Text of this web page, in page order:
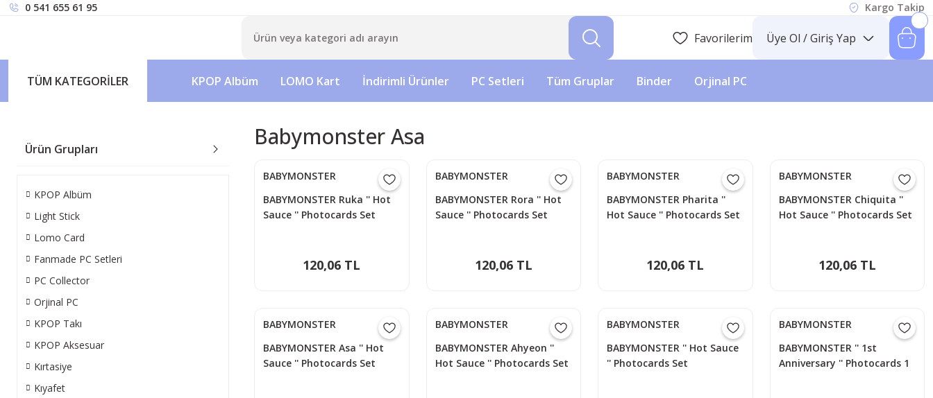
0 541 655 61 95 Kargo Takip
Favorilerim Üye Ol / Giriş Yap
TÜM KATEGORİLER KPOP Albüm LOMO Kart İndirimli Ürünler PC Setleri Tüm Gruplar Binder Orjinal PC
Ürün Grupları
KPOP Albüm
Light Stick
Lomo Card
Fanmade PC Setleri
PC Collector
Orjinal PC
KPOP Takı
KPOP Aksesuar
Kırtasiye
Kıyafet
Babymonster Asa
BABYMONSTER
BABYMONSTER Ruka '' Hot
Sauce '' Photocards Set
120,06 TL
BABYMONSTER
BABYMONSTER Rora '' Hot
Sauce '' Photocards Set
120,06 TL
BABYMONSTER
BABYMONSTER Pharita ''
Hot Sauce '' Photocards Set
120,06 TL
BABYMONSTER
BABYMONSTER Chiquita ''
Hot Sauce '' Photocards Set
120,06 TL
BABYMONSTER
BABYMONSTER Asa '' Hot
Sauce '' Photocards Set
BABYMONSTER
BABYMONSTER Ahyeon ''
Hot Sauce '' Photocards Set
BABYMONSTER
BABYMONSTER '' Hot Sauce
'' Photocards Set
BABYMONSTER
BABYMONSTER '' 1st
Anniversary '' Photocards 1